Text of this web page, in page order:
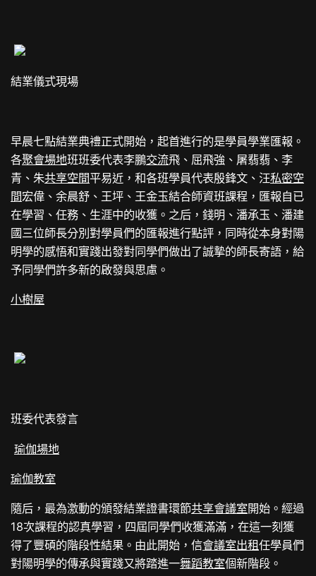
結業儀式現場
早晨七點結業典禮正式開始，起首進行的是學員學業匯報。
各聚會場地班班委代表李鵬交流飛、屈飛強、屠翡翡、李
青、朱共享空間平易近，和各班學員代表殷鋒文、汪私密空
間宏偉、余晨舒、王坪、王金玉結合師資班課程，匯報自已
在學習、任務、生涯中的收獲。之后，錢明、潘承玉、潘建
國三位師長分別對學員們的匯報進行點評，同時從本身對陽
明學的感悟和實踐出發對同學們做出了誠摯的師長寄語，給
予同學們許多新的啟發與思慮。
小樹屋
班委代表發言
瑜伽場地
瑜伽教室
隨后，最為激動的頒發結業證書環節共享會議室開始。經過
18次課程的認真學習，四屆同學們收獲滿滿，在這一刻獲
得了豐碩的階段性結果。由此開始，信會議室出租任學員們
對陽明學的傳承與實踐又將踏進一舞蹈教室個新階段。